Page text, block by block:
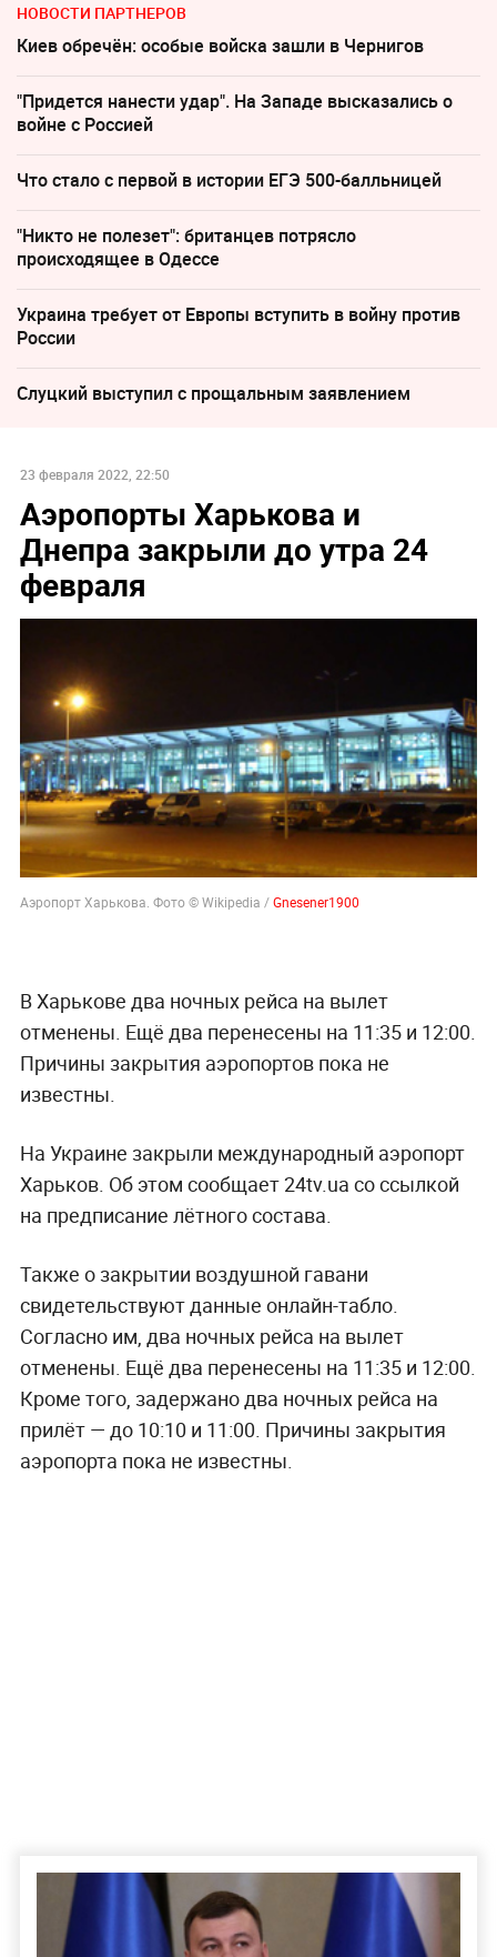
НОВОСТИ ПАРТНЕРОВ
Киев обречён: особые войска зашли в Чернигов
"Придется нанести удар". На Западе высказались о
войне с Россией
Что стало с первой в истории ЕГЭ 500-балльницей
"Никто не полезет": британцев потрясло
происходящее в Одессе
Украина требует от Европы вступить в войну против
России
Слуцкий выступил с прощальным заявлением
23 февраля 2022, 22:50
Аэропорты Харькова и
Днепра закрыли до утра 24
февраля
Аэропорт Харькова. Фото © Wikipedia /Gnesener1900
В Харькове два ночных рейса на вылет
отменены. Ещё два перенесены на 11:35 и 12:00.
Причины закрытия аэропортов пока не
известны.
На Украине закрыли международный аэропорт
Харьков. Об этом сообщает 24tv.ua со ссылкой
на предписание лётного состава.
Также о закрытии воздушной гавани
свидетельствуют данные онлайн-табло.
Согласно им, два ночных рейса на вылет
отменены. Ещё два перенесены на 11:35 и 12:00.
Кроме того, задержано два ночных рейса на
прилёт — до 10:10 и 11:00. Причины закрытия
аэропорта пока не известны.